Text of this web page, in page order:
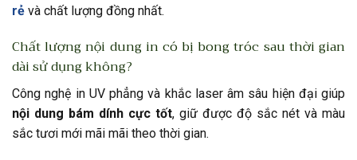
rẻ và chất lượng đồng nhất.
Chất lượng nội dung in có bị bong tróc sau thời gian
dài sử dụng không?
Công nghệ in UV phẳng và khắc laser âm sâu hiện đại giúp
nội dung bám dính cực tốt, giữ được độ sắc nét và màu
sắc tươi mới mãi mãi theo thời gian.